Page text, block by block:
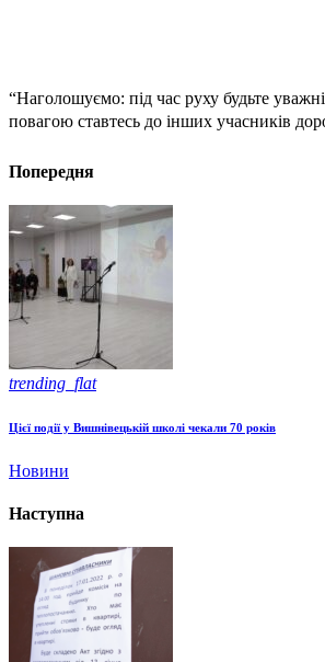
“Наголошуємо: під час руху будьте
повагою ставтесь до інших учасників
Попередня
trending_flat
Цієї події у Вишнівецькій школі чекали 70 років
Новини
Наступна